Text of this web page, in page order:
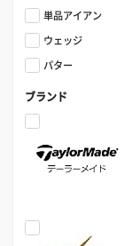
単品アイアン
ウェッジ
パター
ブランド